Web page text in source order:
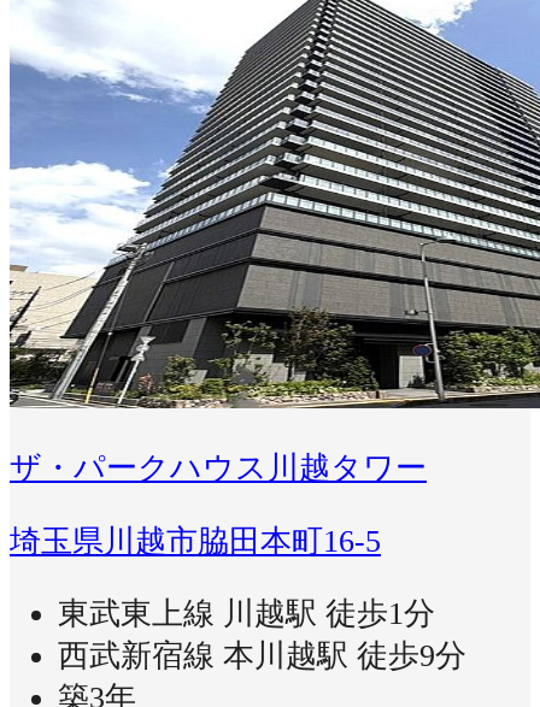
ザ・パークハウス川越タワー
埼玉県川越市脇田本町16-5
東武東上線 川越駅 徒歩1分
西武新宿線 本川越駅 徒歩9分
築3年